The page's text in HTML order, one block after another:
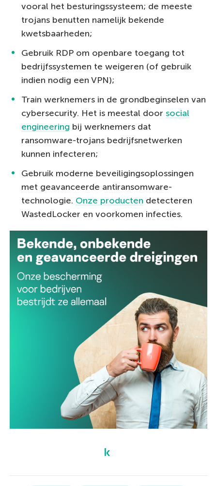
vooral het besturingssysteem; de meeste
trojans benutten namelijk bekende
kwetsbaarheden;
Gebruik RDP om openbare toegang tot
bedrijfssystemen te weigeren (of gebruik
indien nodig een VPN);
Train werknemers in de grondbeginselen van
cybersecurity. Het is meestal door social
engineering bij werknemers dat
ransomware-trojans bedrijfsnetwerken
kunnen infecteren;
Gebruik moderne beveiligingsoplossingen
met geavanceerde antiransomware-
technologie. Onze producten detecteren
WastedLocker en voorkomen infecties.